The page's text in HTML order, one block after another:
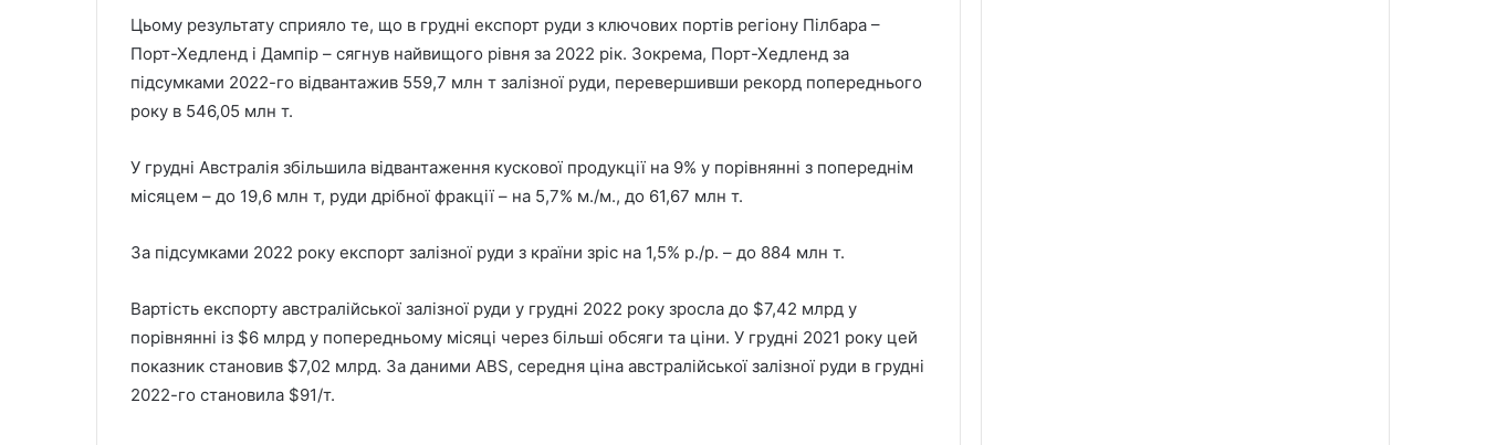
Цьому результату сприяло те, що в грудні експорт руди з ключових портів регіону Пілбара –
Порт-Хедленд і Дампір – сягнув найвищого рівня за 2022 рік. Зокрема, Порт-Хедленд за
підсумками 2022-го відвантажив 559,7 млн т залізної руди, перевершивши рекорд попереднього
року в 546,05 млн т.
У грудні Австралія збільшила відвантаження кускової продукції на 9% у порівнянні з попереднім
місяцем – до 19,6 млн т, руди дрібної фракції – на 5,7% м./м., до 61,67 млн т.
За підсумками 2022 року експорт залізної руди з країни зріс на 1,5% р./р. – до 884 млн т.
Вартість експорту австралійської залізної руди у грудні 2022 року зросла до $7,42 млрд у
порівнянні із $6 млрд у попередньому місяці через більші обсяги та ціни. У грудні 2021 року цей
показник становив $7,02 млрд. За даними ABS, середня ціна австралійської залізної руди в грудні
2022-го становила $91/т.